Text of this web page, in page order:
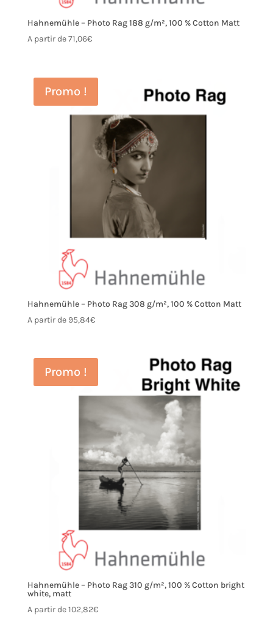
Hahnemühle – Photo Rag 188 g/m², 100 % Cotton Matt
A partir de71,06€
Promo !
Hahnemühle – Photo Rag 308 g/m², 100 % Cotton Matt
A partir de 95,84€
Promo !
Hahnemühle – Photo Rag 310 g/m², 100 % Cotton bright
white, matt
A partir de102,82€